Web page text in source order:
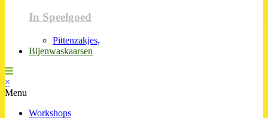
In Speelgoed
Pittenzakjes,
Bijenwaskaarsen
×
Menu
Workshops